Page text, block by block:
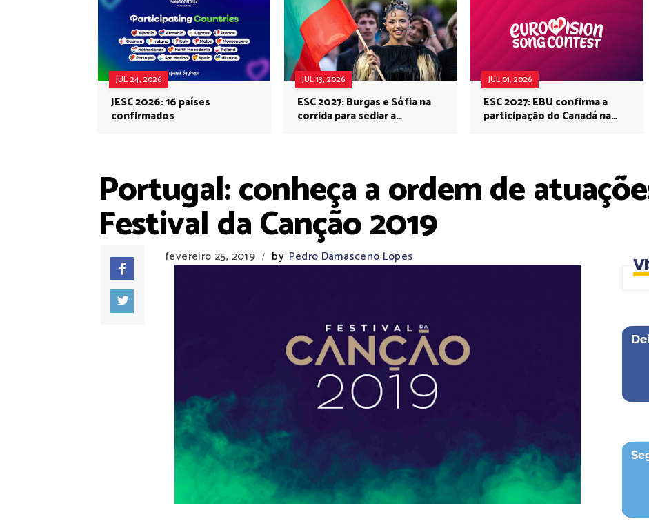
JUL 24, 2026
JESC 2026: 16 países
confirmados
JUL 13, 2026
ESC 2027: Burgas e Sófia na
corrida para sediar a
JUL 01, 2026
ESC 2027: EBU confirma a
participação do Canadá na
Portugal: conheça a ordem de
Festival da Canção 2019
fevereiro 25, 2019 / by Pedro Damasceno Lopes